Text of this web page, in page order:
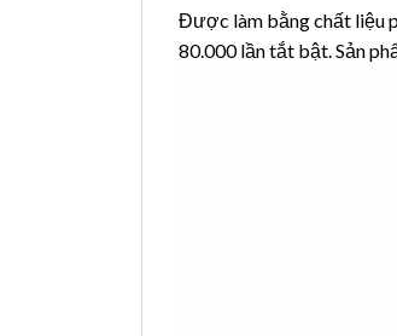
Được làm bằng chất liệu
80.000 lần tắt bật. Sản